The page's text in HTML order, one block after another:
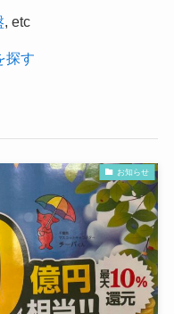
, etc
探す
お知らせ